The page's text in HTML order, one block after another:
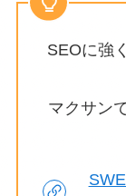
SEOに強
マクサン